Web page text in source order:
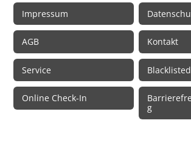
Impressum
AGB Kontakt
Service
Online Check-In
g